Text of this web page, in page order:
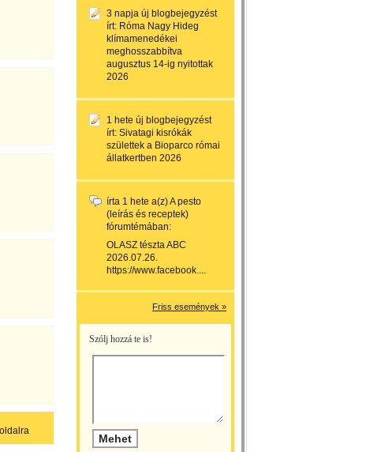
oldalra
3 napja új blogbejegyzést
írt: Róma Nagy Hideg
klímamenedékei
meghosszabbítva
augusztus 14-ig nyitottak
2026
1 hete új blogbejegyzést
írt: Sivatagi kisrókák
születtek a Bioparco római
állatkertben 2026
írta 1 hete a(z)A pesto
(leírás és receptek)
fórumtémában:
OLASZ tészta ABC
2026.07.26.
https://www.facebook....
Friss események »
Szólj hozzá te is!